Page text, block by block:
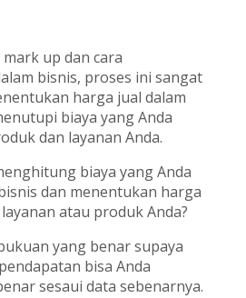
up dan cara
bisnis, proses ini sangat
harga jual dalam
biaya yang Anda
dan layanan Anda.
biaya yang Anda
dan menentukan harga
atau produk Anda?
yang benar supaya
bisa Anda
sesaui data sebenarnya.